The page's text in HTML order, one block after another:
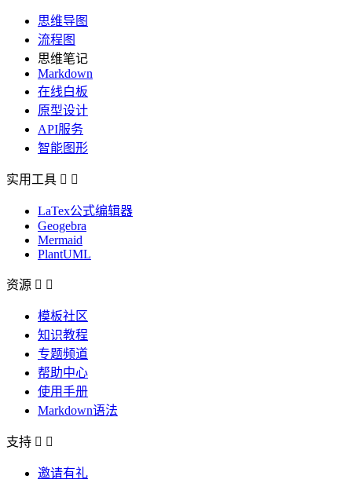
思维导图
流程图
思维笔记
Markdown
在线白板
原型设计
API服务
智能图形
实用工具  
LaTex公式编辑器
Geogebra
Mermaid
PlantUML
资源  
模板社区
知识教程
专题频道
帮助中心
使用手册
Markdown语法
支持  
邀请有礼